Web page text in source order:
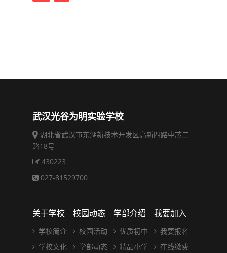
武汉光谷为明实验学校
湖北省武汉市东湖新技术开发区高新四路中芯二
路18号
430223
027-81529700
关于学校
学校简介
学校文化
校园动态
校园活动
学部动态
学部介绍
优质初中
精品小学
我要加入
我要报名
在线缴费